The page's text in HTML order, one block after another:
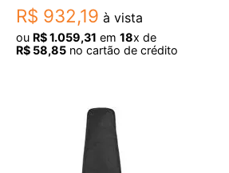
R$ 932,19 à vista
ou R$ 1.059,31 em 18x de
R$ 58,85no cartão de crédito